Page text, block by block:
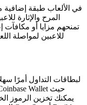
المرح والإثارة
تمنحهم مزايا أو مكافآت
للاعبين لمواصلة
يمكنك تخزين الرموز